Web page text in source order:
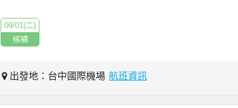
09/01(二)
候補
出發地：台中國際機場 航班資訊